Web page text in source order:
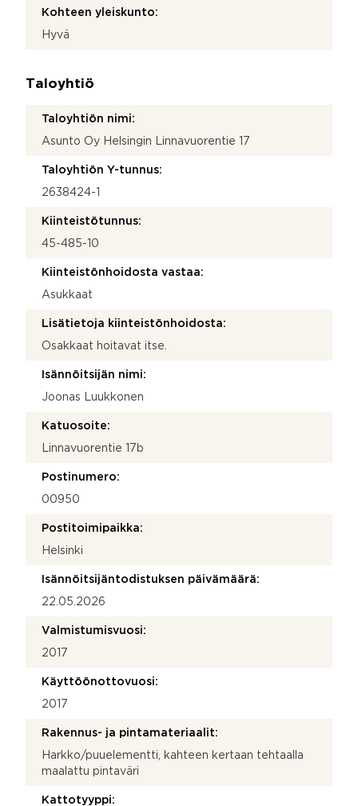
Kohteen yleiskunto:
Hyvä
Taloyhtiö
Taloyhtiön nimi:
Asunto Oy Helsingin Linnavuorentie 17
Taloyhtiön Y-tunnus:
2638424-1
Kiinteistötunnus:
45-485-10
Kiinteistönhoidosta vastaa:
Asukkaat
Lisätietoja kiinteistönhoidosta:
Osakkaat hoitavat itse.
Isännöitsijän nimi:
Joonas Luukkonen
Katuosoite:
Linnavuorentie 17b
Postinumero:
00950
Postitoimipaikka:
Helsinki
Isännöitsijäntodistuksen päivämäärä:
22.05.2026
Valmistumisvuosi:
2017
Käyttöönottovuosi:
2017
Rakennus- ja pintamateriaalit:
Harkko/puuelementti, kahteen kertaan tehtaalla
maalattu pintaväri
Kattotyyppi: